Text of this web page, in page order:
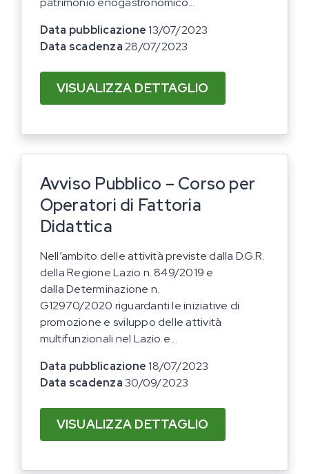
Data pubblicazione13/07/2023
Data scadenza28/07/2023
VISUALIZZA DETTAGLIO
Avviso Pubblico – Corso per
Operatori di Fattoria
Didattica
Nell’ambito delle attività previste dalla D.G.R.
della Regione Lazio n. 849/2019 e
dalla Determinazione n.
G12970/2020 riguardanti le iniziative di
promozione e sviluppo delle attività
multifunzionali nel Lazio e...
Data pubblicazione18/07/2023
Data scadenza30/09/2023
VISUALIZZA DETTAGLIO